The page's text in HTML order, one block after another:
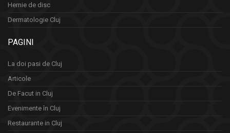
Hernie de disc
Dermatologie Cluj
PAGINI
La doi pasi de Cluj
Articole
De Facut in Cluj
Evenimente în Cluj
Restaurante in Cluj